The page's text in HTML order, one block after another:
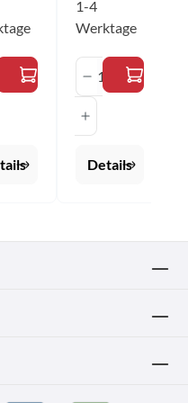
Gib denAnzahl: Gib
1-4
Werktage
Produkt
Details